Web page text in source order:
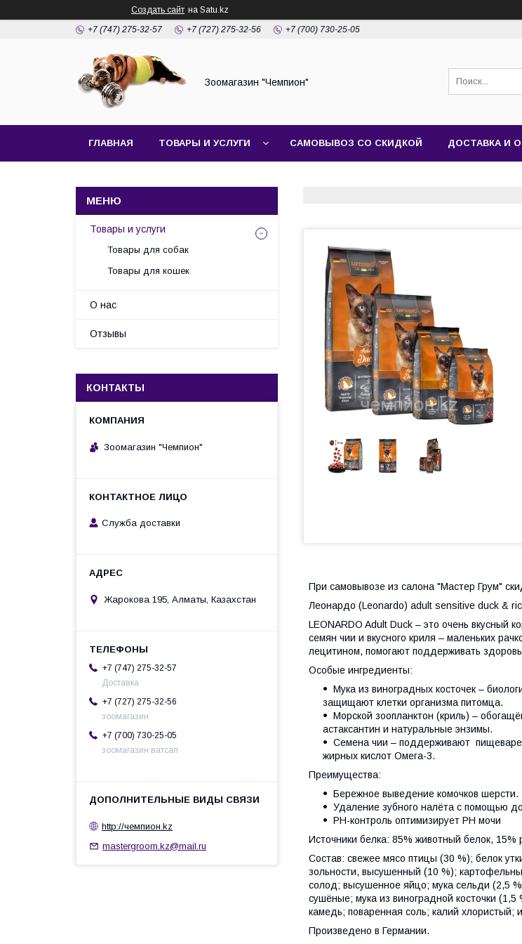
Создать сайт на Satu.kz
+7 (747) 275-32-57 +7 (727) 275-32-56 +7 (700) 730-25-05
Зоомагазин "Чемпион"
ГЛАВНАЯ ТОВАРЫ И УСЛУГИ САМОВЫВОЗ СО СКИДКОЙ ДОСТАВКА И
При самовывозе из салона "Мастер Грум"
Леонардо (Leonardo) adult sensitive duck &
LEONARDO Adult Duck – это очень вкусный
семян чии и вкусного криля – маленьких
лецитином, помогают поддерживать
Особые ингредиенты:
Мука из виноградных косточек –
защищают клетки организма питомца.
Морской зоопланктон (криль) –
астаксантин и натуральные энзимы.
Семена чии – поддерживают
жирных кислот Омега-3.
Преимущества:
Бережное выведение комочков шерсти.
Удаление зубного налёта с помощью
PH-контроль оптимизирует PH мочи
Источники белка: 85% животный белок, 15%
Состав: свежее мясо птицы (30 %); белок
зольности, высушенный (10 %);
солод; высушенное яйцо; мука сельди (2,5
сушёные; мука из виноградной косточки
камедь; поваренная соль; калий хлористый;
Произведено в Германии.
Товары и услуги
Товары для собак
Товары для кошек
О нас
Отзывы
КОНТАКТЫ
Зоомагазин "Чемпион"
Служба доставки
Жарокова 195, Алматы, Казахстан
+7 (747) 275-32-57
Доставка
+7 (727) 275-32-56
зоомагазин
+7 (700) 730-25-05
зоомагазин ватсап
http://чемпион.kz
mastergroom.kz@mail.ru